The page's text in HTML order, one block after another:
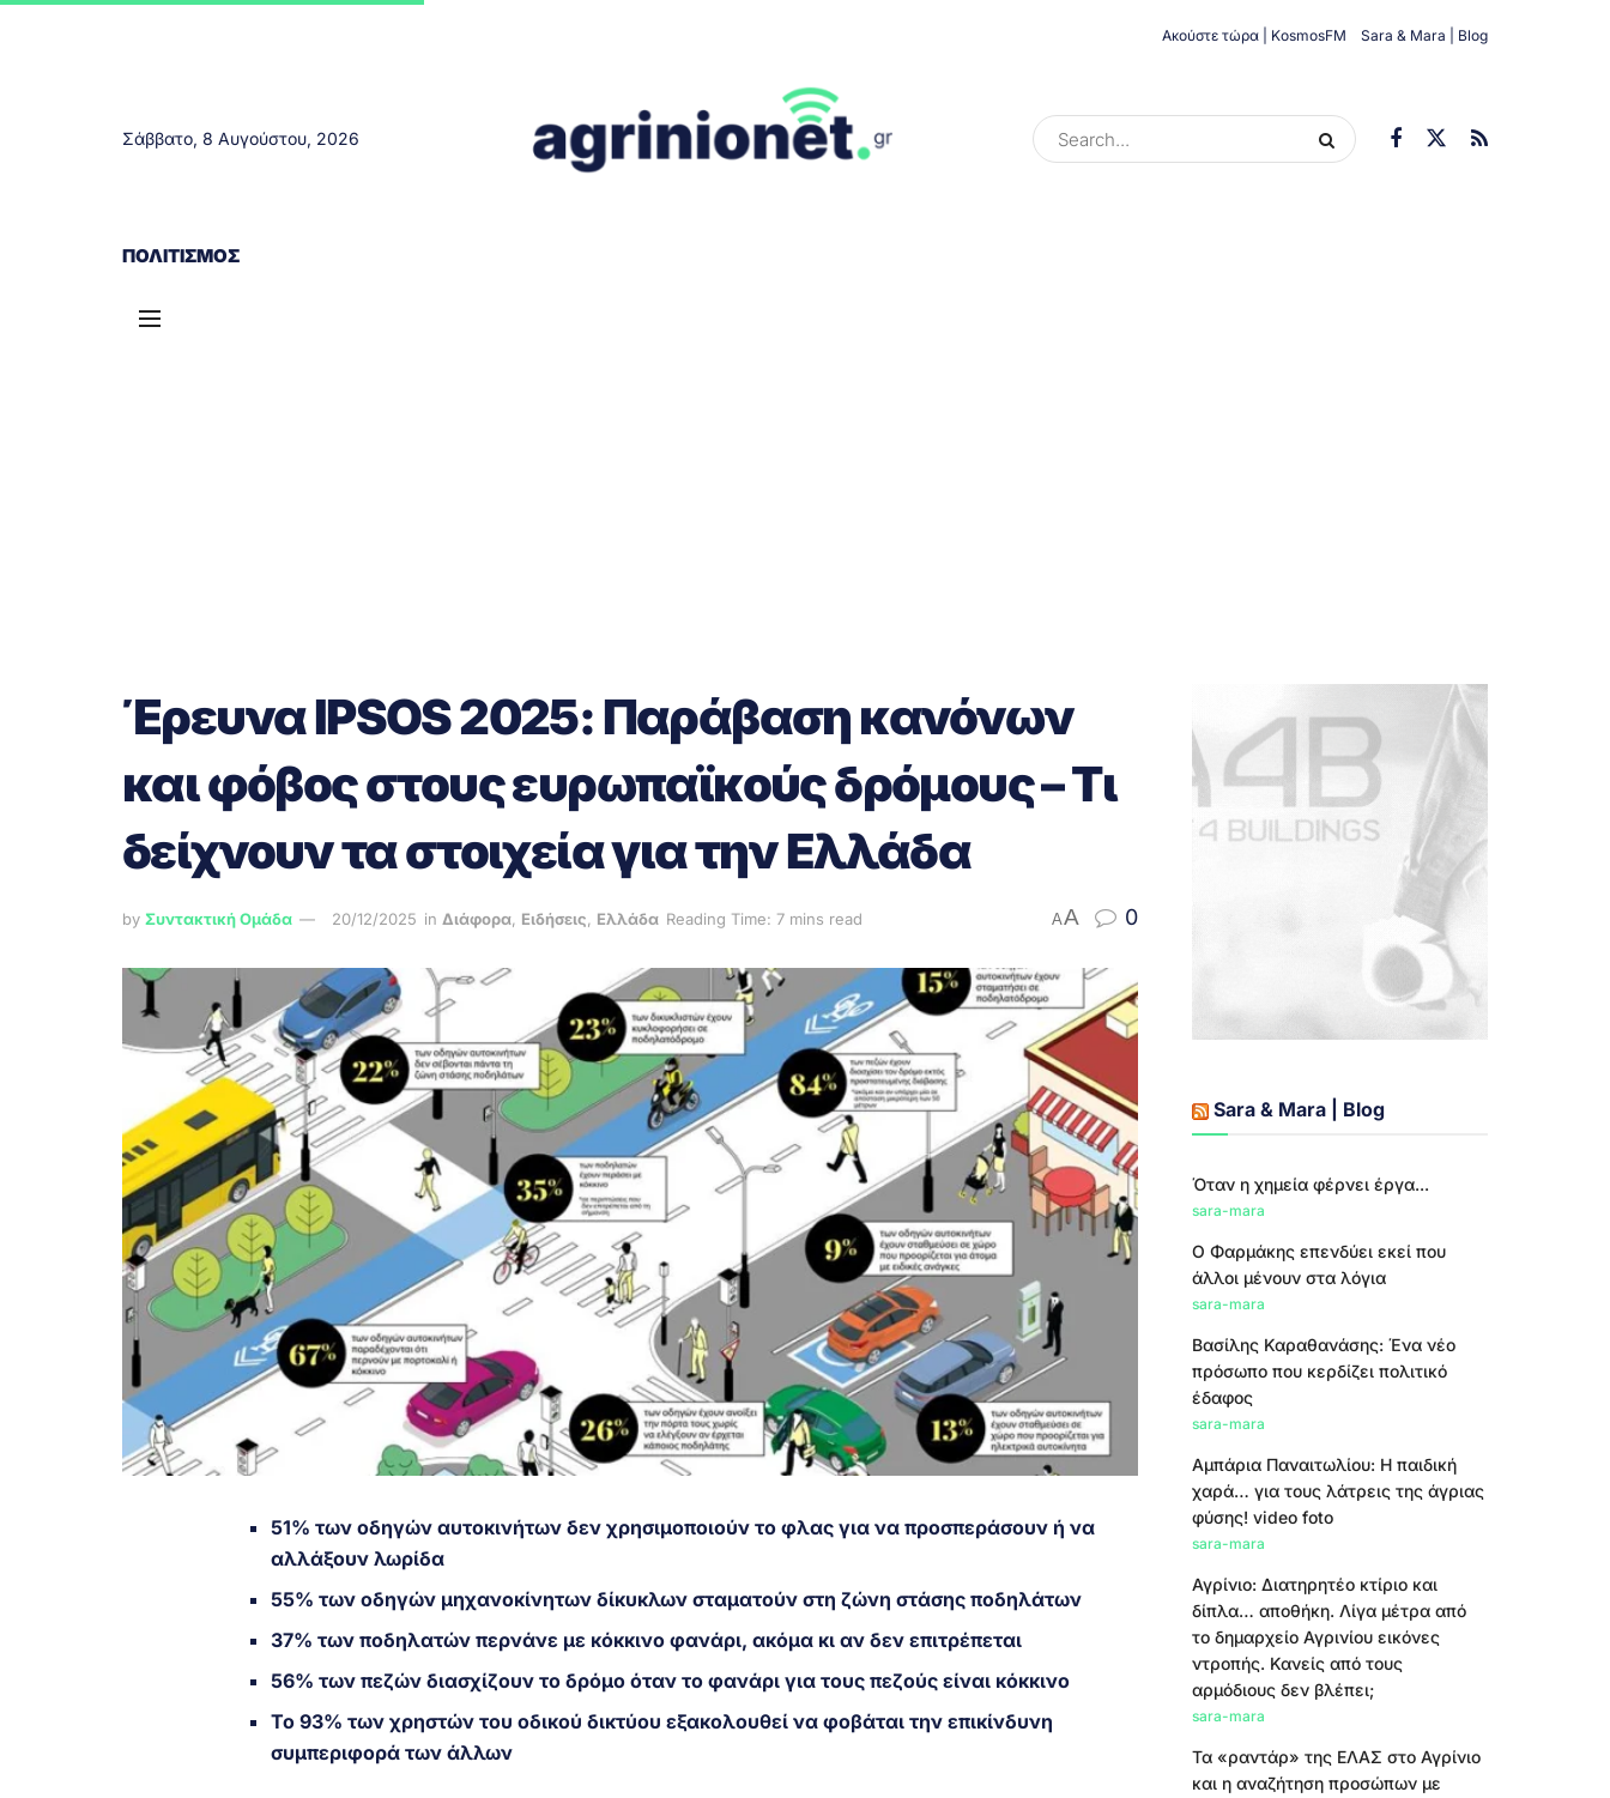
Ακούστε τώρα | KosmosFM Sara & Mara | Blog
Σάββατο, 8 Αυγούστου, 2026
ΠΟΛΙΤΙΣΜΌΣ
Έρευνα IPSOS 2025: Παράβαση κανόνων
και φόβος στους ευρωπαϊκούς δρόμους – Τι
δείχνουν τα στοιχεία για την Ελλάδα
by Συντακτική Ομάδα 20/12/2025 in Διάφορα, Ειδήσεις, Ελλάδα Reading Time: 7 mins read AA 0
51% των οδηγών αυτοκινήτων δεν χρησιμοποιούν το φλας για να προσπεράσουν ή να
αλλάξουν λωρίδα
55% των οδηγών μηχανοκίνητων δίκυκλων σταματούν στη ζώνη στάσης ποδηλάτων
37% των ποδηλατών περνάνε με κόκκινο φανάρι, ακόμα κι αν δεν επιτρέπεται
56% των πεζών διασχίζουν το δρόμο όταν το φανάρι για τους πεζούς είναι κόκκινο
Το 93% των χρηστών του οδικού δικτύου εξακολουθεί να φοβάται την επικίνδυνη
συμπεριφορά των άλλων
Sara & Mara | Blog
Όταν η χημεία φέρνει έργα...
sara-mara
Ο Φαρμάκης επενδύει εκεί που
άλλοι μένουν στα λόγια
sara-mara
Βασίλης Καραθανάσης: Ένα νέο
πρόσωπο που κερδίζει πολιτικό
έδαφος
sara-mara
Αμπάρια Παναιτωλίου: Η παιδική
χαρά… για τους λάτρεις της άγριας
φύσης! video foto
sara-mara
Αγρίνιο: Διατηρητέο κτίριο και
δίπλα… αποθήκη. Λίγα μέτρα από
το δημαρχείο Αγρινίου εικόνες
ντροπής. Κανείς από τους
αρμόδιους δεν βλέπει;
sara-mara
Τα «ραντάρ» της ΕΛΑΣ στο Αγρίνιο
και η αναζήτηση προσώπων με